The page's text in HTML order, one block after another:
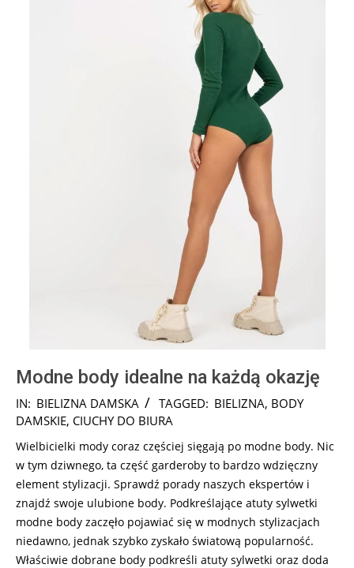
Modne body idealne na każdą okazję
2026-
02-
IN: BIELIZNA DAMSKA TAGGED: BIELIZNA, BODY
DAMSKIE, CIUCHY DO BIURA
Wielbicielki mody coraz częściej sięgają po modne body. Nic
w tym dziwnego, ta część garderoby to bardzo wdzięczny
element stylizacji. Sprawdź porady naszych ekspertów i
znajdź swoje ulubione body. Podkreślające atuty sylwetki
modne body zaczęło pojawiać się w modnych stylizacjach
niedawno, jednak szybko zyskało światową popularność.
Właściwie dobrane body podkreśli atuty sylwetki oraz doda